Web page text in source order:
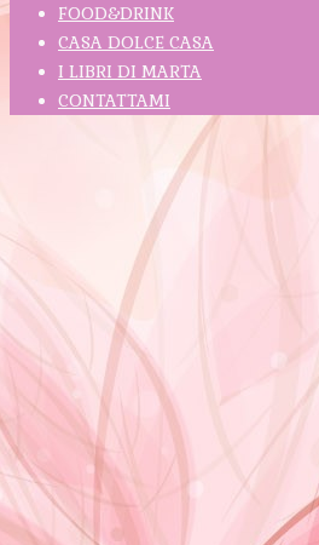
FOOD&DRINK
CASA DOLCE CASA
I LIBRI DI MARTA
CONTATTAMI